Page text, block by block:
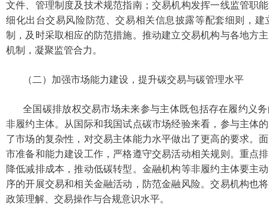
文件、管理制度及技术规范指南；交易机构发挥一线监管职
细化出台交易风险防范、交易相关信息披露等配套细则，
制，及时采取相应的防范措施。推动建立交易机构与各地方
机制，凝聚监管合力。
（二）加强市场能力建设，提升碳交易与碳管理水平
全国碳排放权交易市场未来参与主体既包括存在履约义
非履约主体。从国际和我国试点碳市场经验来看，参与主体
了市场的复杂性，对交易主体能力水平做出了更高的要求。
市准备和能力建设工作，严格遵守交易活动相关规则。重点
降低减排成本，推动低碳转型。金融机构等非履约主体要主
序的开展交易和相关金融活动，防范金融风险。交易机构也
政策理解、交易操作与合规意识水平。